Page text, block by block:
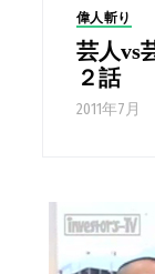
偉人斬り
芸人vs
２話
2011年7月